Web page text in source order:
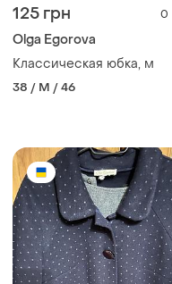
125 грн 0
Olga Egorova
Классическая юбка, м
38 / M / 46